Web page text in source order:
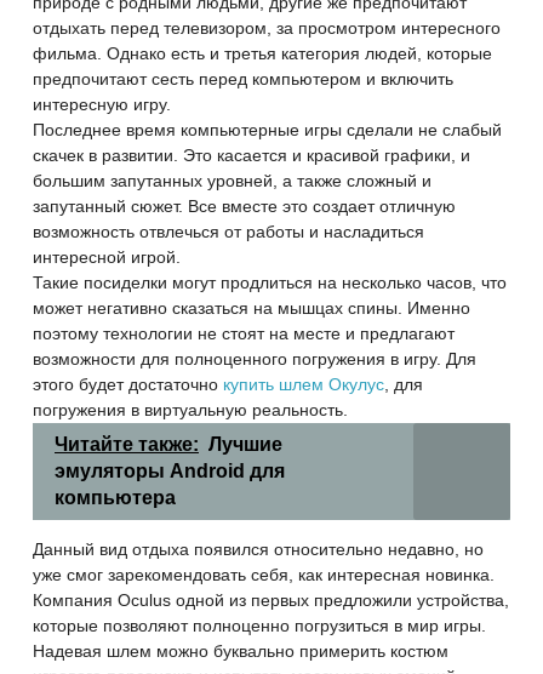
отдыхать перед телевизором, за просмотром интересного
фильма. Однако есть и третья категория людей, которые
предпочитают сесть перед компьютером и включить
интересную игру.
Последнее время компьютерные игры сделали не слабый
скачек в развитии. Это касается и красивой графики, и
большим запутанных уровней, а также сложный и
запутанный сюжет. Все вместе это создает отличную
возможность отвлечься от работы и насладиться
интересной игрой.
Такие посиделки могут продлиться на несколько часов, что
может негативно сказаться на мышцах спины. Именно
поэтому технологии не стоят на месте и предлагают
возможности для полноценного погружения в игру. Для
этого будет достаточно купить шлем Окулус , для
погружения в виртуальную реальность.
Читайте также: Лучшие
эмуляторы Android для
компьютера
Данный вид отдыха появился относительно недавно, но
уже смог зарекомендовать себя, как интересная новинка.
Компания Oculus одной из первых предложили устройства,
которые позволяют полноценно погрузиться в мир игры.
Надевая шлем можно буквально примерить костюм